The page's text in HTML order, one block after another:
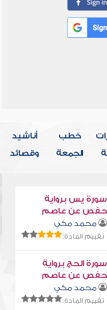
خطب
الجمعة
أناشيد
وقصائد
سورة يس برواية
حفص عن عاصم
محمد مكي
تقييم المادة:
سورة الحج برواية
حفص عن عاصم
محمد مكي
تقييم المادة: